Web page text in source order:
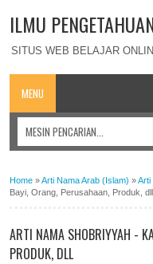
ILMU
SITUS WEB BELAJAR
MENU
Home »Arti Nama Arab (Islam) »Arti
Bayi, Orang, Perusahaan, Produk, dll
ARTI NAMA SHOBRIYYAH -
PRODUK, DLL